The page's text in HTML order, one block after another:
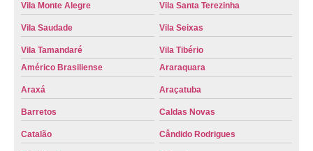
Vila Monte Alegre Vila Santa Terezinha
Vila Saudade Vila Seixas
Vila Tamandaré
Vila Tibério
Américo Brasiliense
Araraquara
Araxá Araçatuba
Barretos Caldas Novas
Catalão Cândido Rodrigues